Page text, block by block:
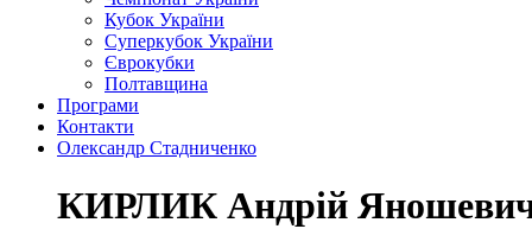
Кубок України
Суперкубок України
Єврокубки
Полтавщина
Програми
Контакти
Олександр Стадниченко
КИРЛИК Андрій